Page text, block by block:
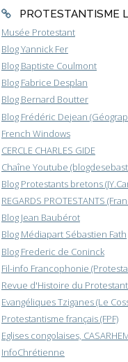
PROTESTANTISME
Musée Protestant
Blog Yannick Fer
Blog Baptiste Coulmont
Blog Fabrice Desplan
Blog Bernard Boutter
Blog Frédéric Dejean
French Windows
CERCLE CHARLES GIDE
Chaîne Youtube
Blog Protestants bretons
REGARDS PROTESTANTS
Blog Jean Baubérot
Blog Médiapart Sébastien Fath
Blog Frederic de Coninck
Fil-info Francophonie
Revue d'Histoire du
Evangéliques Tziganes (Le
Protestantisme français (FPF)
Eglises congolaises,
InfoChrétienne